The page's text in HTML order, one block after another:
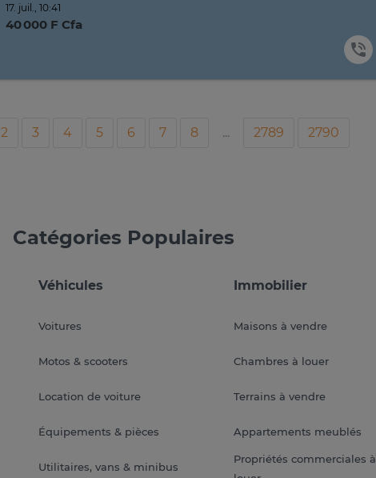
17. juil., 10:41
40 000 F Cfa
2 3 4 5 6 7 8 ... 2789 2790
Catégories Populaires
Véhicules
Voitures
Motos & scooters
Location de voiture
Équipements & pièces
Utilitaires, vans & minibus
Immobilier
Maisons à vendre
Chambres à louer
Terrains à vendre
Appartements meublés
Propriétés commerciales à